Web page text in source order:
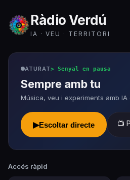
Ràdio Verdú
IA · VEU · TERRITORI
ATURAT> Senyal en pausa
Sempre amb tu
Música, veu i experiments amb
▶Escoltar directe 📺
Accés ràpid